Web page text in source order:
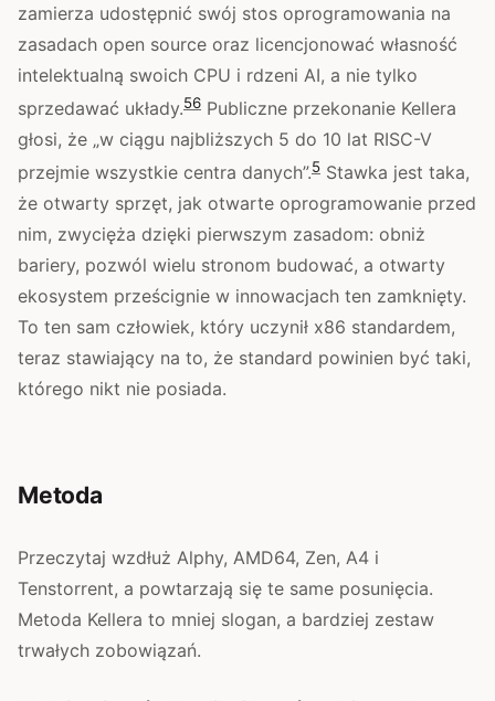
zamierza udostępnić swój stos oprogramowania na
zasadach open source oraz licencjonować własność
intelektualną swoich CPU i rdzeni AI, a nie tylko
sprzedawać układy.56 Publiczne przekonanie Kellera
głosi, że „w ciągu najbliższych 5 do 10 lat RISC-V
przejmie wszystkie centra danych”.5 Stawka jest taka,
że otwarty sprzęt, jak otwarte oprogramowanie przed
nim, zwycięża dzięki pierwszym zasadom: obniż
bariery, pozwól wielu stronom budować, a otwarty
ekosystem prześcignie w innowacjach ten zamknięty.
To ten sam człowiek, który uczynił x86 standardem,
teraz stawiający na to, że standard powinien być taki,
którego nikt nie posiada.
Metoda
Przeczytaj wzdłuż Alphy, AMD64, Zen, A4 i
Tenstorrent, a powtarzają się te same posunięcia.
Metoda Kellera to mniej slogan, a bardziej zestaw
trwałych zobowiązań.